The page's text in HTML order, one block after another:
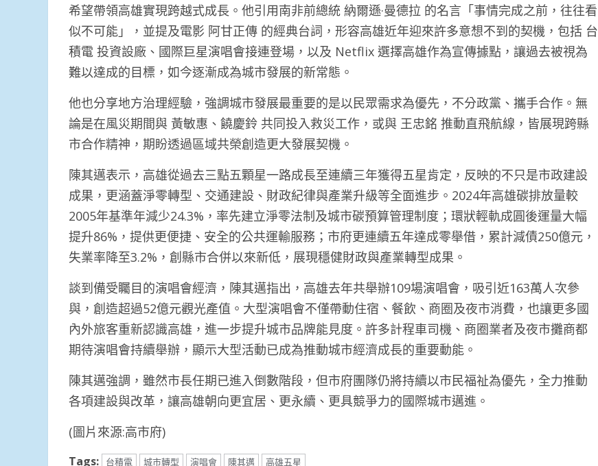
希望帶領高雄實現跨越式成長。他引用南非前總統 納爾遜·曼德拉 的名言「事情完成之前，往往看
似不可能」，並提及電影 阿甘正傳 的經典台詞，形容高雄近年迎來許多意想不到的契機，包括 台
積電 投資設廠、國際巨星演唱會接連登場，以及 Netflix 選擇高雄作為宣傳據點，讓過去被視為
難以達成的目標，如今逐漸成為城市發展的新常態。
他也分享地方治理經驗，強調城市發展最重要的是以民眾需求為優先，不分政黨、攜手合作。無
論是在風災期間與 黃敏惠、饒慶鈴 共同投入救災工作，或與 王忠銘 推動直飛航線，皆展現跨縣
市合作精神，期盼透過區域共榮創造更大發展契機。
陳其邁表示，高雄從過去三點五顆星一路成長至連續三年獲得五星肯定，反映的不只是市政建設
成果，更涵蓋淨零轉型、交通建設、財政紀律與產業升級等全面進步。2024年高雄碳排放量較
2005年基準年減少24.3%，率先建立淨零法制及城市碳預算管理制度；環狀輕軌成圓後運量大幅
提升86%，提供更便捷、安全的公共運輸服務；市府更連續五年達成零舉借，累計減債250億元，
失業率降至3.2%，創縣市合併以來新低，展現穩健財政與產業轉型成果。
談到備受矚目的演唱會經濟，陳其邁指出，高雄去年共舉辦109場演唱會，吸引近163萬人次參
與，創造超過52億元觀光產值。大型演唱會不僅帶動住宿、餐飲、商圈及夜市消費，也讓更多國
內外旅客重新認識高雄，進一步提升城市品牌能見度。許多計程車司機、商圈業者及夜市攤商都
期待演唱會持續舉辦，顯示大型活動已成為推動城市經濟成長的重要動能。
陳其邁強調，雖然市長任期已進入倒數階段，但市府團隊仍將持續以市民福祉為優先，全力推動
各項建設與改革，讓高雄朝向更宜居、更永續、更具競爭力的國際城市邁進。
(圖片來源:高市府)
Tags: 台積電 城市轉型 演唱會 陳其邁 高雄五星